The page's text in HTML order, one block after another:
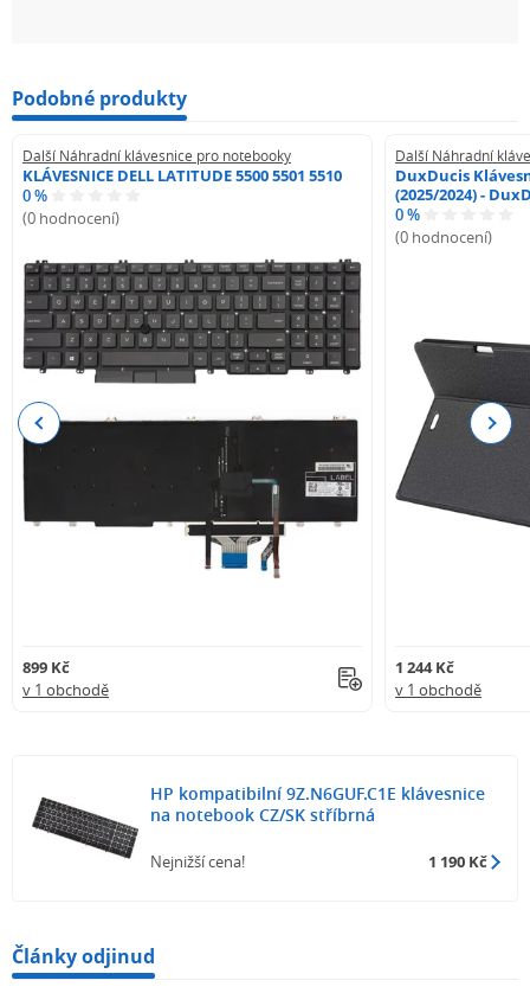
Podobné produkty
Další Náhradní klávesnice pro notebooky
KLÁVESNICE DELL LATITUDE 5500 5501 5510
0 %
(0 hodnocení)
899 Kč
v 1 obchodě
Další Náhradní
DuxDucis
(2025/2024) -
0 %
(0 hodnocení)
1 244 Kč
v 1 obchodě
Previous Next
HP kompatibilní 9Z.N6GUF.C1E klávesnice
na notebook CZ/SK stříbrná
Nejnižší cena! 1 190 Kč
Články odjinud